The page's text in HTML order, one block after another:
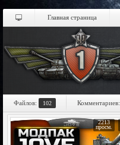
Главная страница
Файлов: 102 Комментариев:
2213
просм.